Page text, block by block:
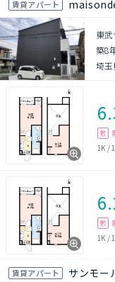
賃貸アパート
東
築8
埼
敷
1K /
敷
1K /
賃貸アパート サンモー